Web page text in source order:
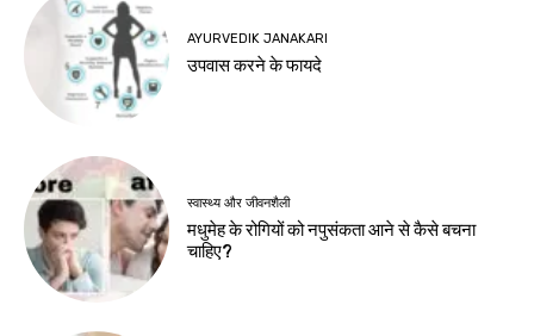
AYURVEDIK JANAKARI
उपवास करने के फायदे
स्वास्थ्य और जीवनशैली
मधुमेह के रोगियों को नपुसंकता आने से कैसे बचना
चाहिए?